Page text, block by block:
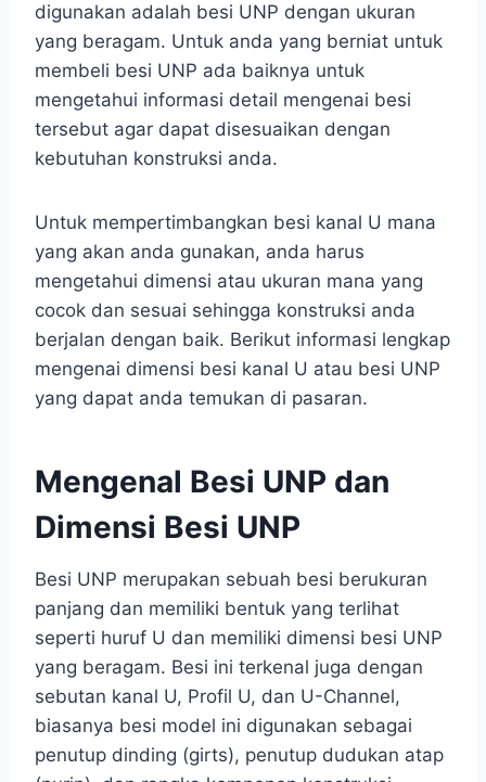
digunakan adalah besi UNP dengan ukuran
yang beragam. Untuk anda yang berniat untuk
membeli besi UNP ada baiknya untuk
mengetahui informasi detail mengenai besi
tersebut agar dapat disesuaikan dengan
kebutuhan konstruksi anda.
Untuk mempertimbangkan besi kanal U mana
yang akan anda gunakan, anda harus
mengetahui dimensi atau ukuran mana yang
cocok dan sesuai sehingga konstruksi anda
berjalan dengan baik. Berikut informasi lengkap
mengenai dimensi besi kanal U atau besi UNP
yang dapat anda temukan di pasaran.
Mengenal Besi UNP dan
Dimensi Besi UNP
Besi UNP merupakan sebuah besi berukuran
panjang dan memiliki bentuk yang terlihat
seperti huruf U dan memiliki dimensi besi UNP
yang beragam. Besi ini terkenal juga dengan
sebutan kanal U, Profil U, dan U-Channel,
biasanya besi model ini digunakan sebagai
penutup dinding (girts), penutup dudukan atap